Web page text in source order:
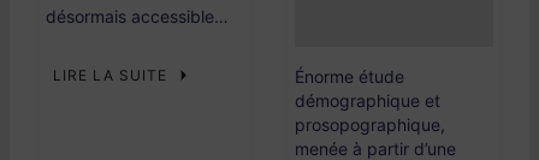
désormais accessible…
LIRE LA SUITE
Énorme étude
démographique et
prosopographique,
menée à partir d’une